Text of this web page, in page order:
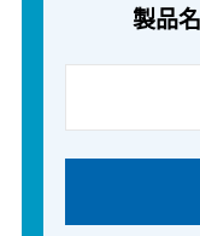
製品